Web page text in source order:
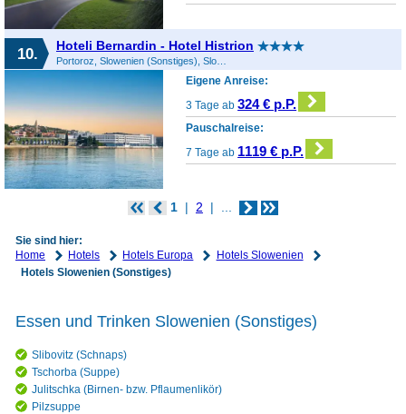
10. Hoteli Bernardin - Hotel Histrion
Portoroz, Slowenien (Sonstiges), Slowenien
Eigene Anreise:
3 Tage ab324 € p.P.
Pauschalreise:
7 Tage ab 1119 € p.P.
1 2 ...
Sie sind hier:
Home
Hotels Hotels Europa
Hotels Slowenien
Hotels Slowenien (Sonstiges)
Essen und Trinken Slowenien (Sonstiges)
Slibovitz (Schnaps)
Tschorba (Suppe)
Julitschka (Birnen- bzw. Pflaumenlikör)
Pilzsuppe